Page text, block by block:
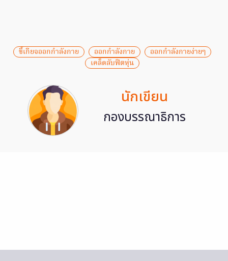
ขี้เกียจออกกำลังกาย ออกกำลังกาย
ออกกำลังกายง่ายๆ
เคล็ดลับฟิตหุ่น
นักเขียน
กองบรรณาธิการ